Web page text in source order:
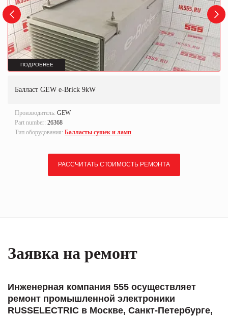
ПОДРОБНЕЕ
Балласт GEW e-Brick 9kW
Производитель: GEW
Part number: 26368
Тип оборудования: Балласты сушек и ламп
РАССЧИТАТЬ СТОИМОСТЬ РЕМОНТА
Заявка на ремонт
Инженерная компания 555 осуществляет
ремонт промышленной электроники
RUSSELECTRIC в Москве, Санкт-Петербурге,